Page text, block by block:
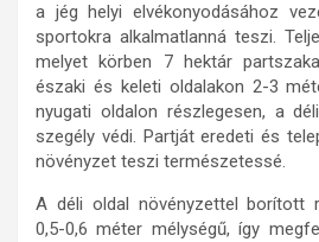
a jég helyi elvékonyodásához
sportokra alkalmatlanná teszi.
melyet körben 7 hektár
északi és keleti oldalakon 2-3
nyugati oldalon részlegesen, a
szegély védi. Partját eredeti és
növényzet teszi természetessé.
A déli oldal növényzettel borított
0,5-0,6 méter mélységű, így